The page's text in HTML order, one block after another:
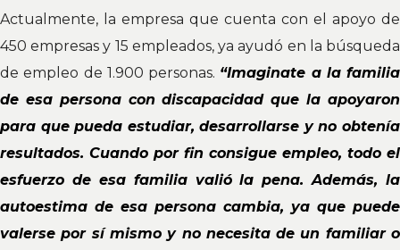
Actualmente, la empresa que cuenta con el apoyo de
450 empresas y 15 empleados, ya ayudó en la búsqueda
de empleo de 1.900 personas. “Imaginate a la familia
de esa persona con discapacidad que la apoyaron
para que pueda estudiar, desarrollarse y no obtenía
resultados. Cuando por fin consigue empleo, todo el
esfuerzo de esa familia valió la pena. Además, la
autoestima de esa persona cambia, ya que puede
valerse por sí mismo y no necesita de un familiar o